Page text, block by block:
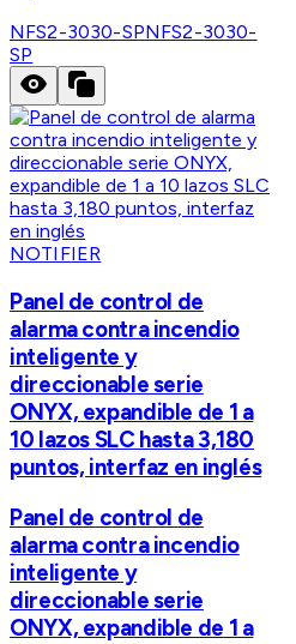
NFS2-3030-SPNFS2-3030-
SP
NOTIFIER
Panel de control de
alarma contra incendio
inteligente y
direccionable serie
ONYX, expandible de 1 a
10 lazos SLC hasta 3,180
puntos, interfaz en inglés
Panel de control de
alarma contra incendio
inteligente y
direccionable serie
ONYX, expandible de 1 a